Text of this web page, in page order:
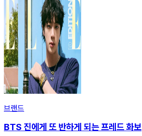
브랜드
BTS 진에게 또 반하게 되는 프레드 화보